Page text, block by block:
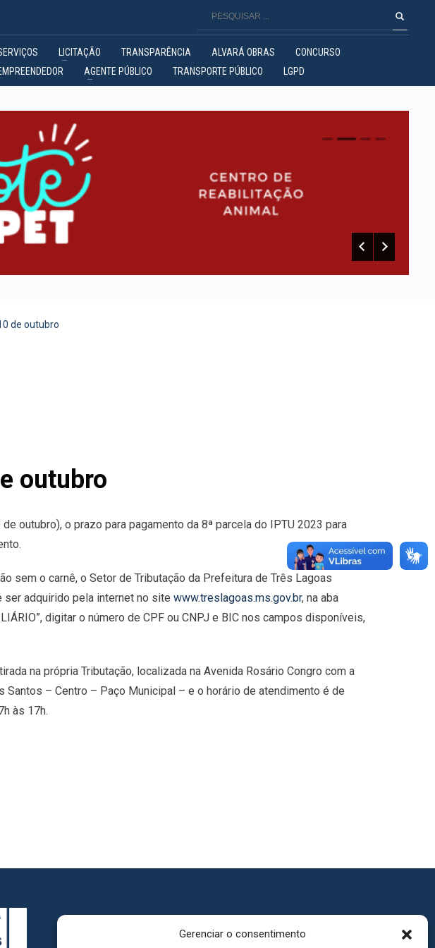
Gerenciar o consentimento
LICITAÇÃO TRANSPARÊNCIA ALVARÁ OBRAS
CONCURSO
AGENTE PÚBLICO TRANSPORTE PÚBLICO LGPD
0 1 2
de outubro
outubro
outubro), o prazo para pagamento da 8ª parcela do IPTU 2023 para
sem o carnê, o Setor de Tributação da Prefeitura de Três Lagoas
adquirido pela internet no site www.treslagoas.ms.gov.br, na aba
digitar o número de CPF ou CNPJ e BIC nos campos disponíveis,
na própria Tributação, localizada na Avenida Rosário Congro com a
Santos – Centro – Paço Municipal – e o horário de atendimento é de
às 17h.